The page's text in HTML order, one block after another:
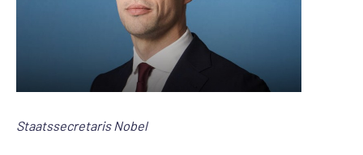
Staatssecretaris Nobel